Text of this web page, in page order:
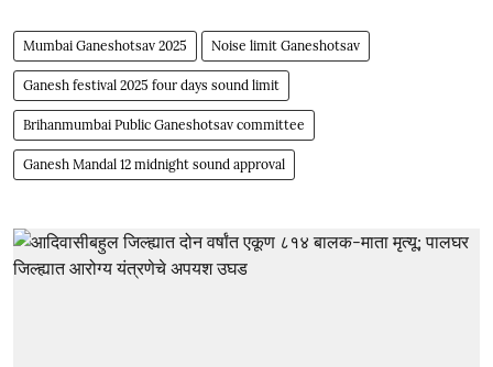
Mumbai Ganeshotsav 2025 Noise limit Ganeshotsav
Ganesh festival 2025 four days sound limit
Brihanmumbai Public Ganeshotsav committee
Ganesh Mandal 12 midnight sound approval